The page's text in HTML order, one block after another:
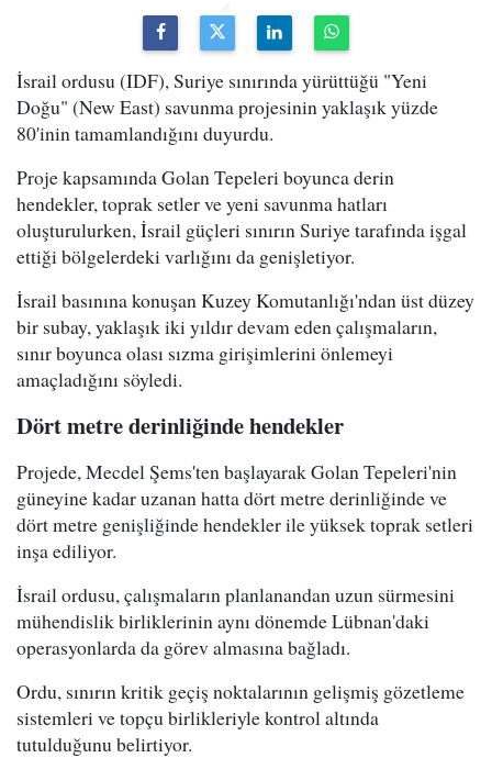
İsrail ordusu (IDF), Suriye sınırında yürüttüğü "Yeni
Doğu" (New East) savunma projesinin yaklaşık yüzde
80'inin tamamlandığını duyurdu.
Proje kapsamında Golan Tepeleri boyunca derin
hendekler, toprak setler ve yeni savunma hatları
oluşturulurken, İsrail güçleri sınırın Suriye tarafında işgal
ettiği bölgelerdeki varlığını da genişletiyor.
İsrail basınına konuşan Kuzey Komutanlığı'ndan üst düzey
bir subay, yaklaşık iki yıldır devam eden çalışmaların,
sınır boyunca olası sızma girişimlerini önlemeyi
amaçladığını söyledi.
Dört metre derinliğinde hendekler
Projede, Mecdel Şems'ten başlayarak Golan Tepeleri'nin
güneyine kadar uzanan hatta dört metre derinliğinde ve
dört metre genişliğinde hendekler ile yüksek toprak setleri
inşa ediliyor.
İsrail ordusu, çalışmaların planlanandan uzun sürmesini
mühendislik birliklerinin aynı dönemde Lübnan'daki
operasyonlarda da görev almasına bağladı.
Ordu, sınırın kritik geçiş noktalarının gelişmiş gözetleme
sistemleri ve topçu birlikleriyle kontrol altında
tutulduğunu belirtiyor.